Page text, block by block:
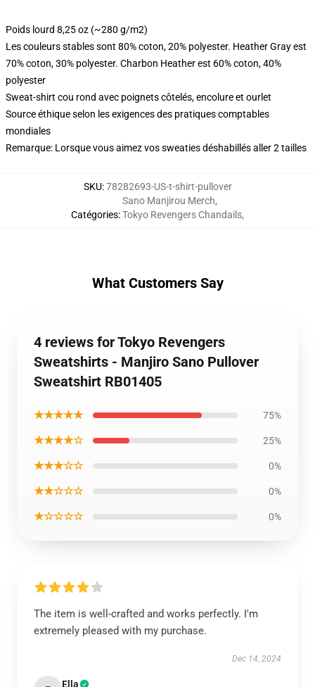
Poids lourd 8,25 oz (~280 g/m2)
Les couleurs stables sont 80% coton, 20% polyester. Heather Gray est
70% coton, 30% polyester. Charbon Heather est 60% coton, 40%
polyester
Sweat-shirt cou rond avec poignets côtelés, encolure et ourlet
Source éthique selon les exigences des pratiques comptables
mondiales
Remarque: Lorsque vous aimez vos sweaties déshabillés aller 2 tailles
SKU:78282693-US-t-shirt-pullover
Catégories:
Sano Manjirou Merch,
Tokyo Revengers Chandails,
What Customers Say
4 reviews for Tokyo Revengers
Sweatshirts - Manjiro Sano Pullover
Sweatshirt RB01405
★★★★★ 75%
★★★★☆ 25%
★★★☆☆ 0%
★★☆☆☆ 0%
★☆☆☆☆ 0%
The item is well-crafted and works perfectly. I'm
extremely pleased with my purchase.
Dec 14, 2024
Ella